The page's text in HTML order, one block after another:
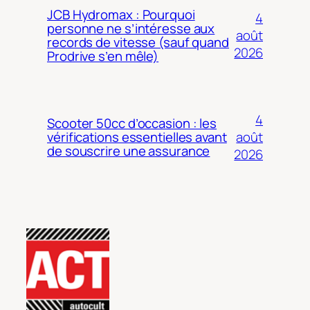
JCB Hydromax : Pourquoi
personne ne s’intéresse aux
records de vitesse (sauf quand
Prodrive s’en mêle)
4
août
2026
Scooter 50cc d’occasion : les
vérifications essentielles avant
de souscrire une assurance
4
août
2026